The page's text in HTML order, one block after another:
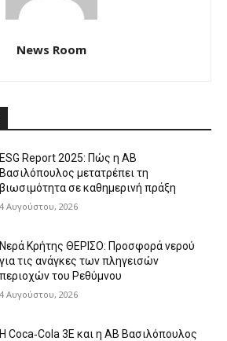
News Room
ESG Report 2025: Πώς η ΑΒ
Βασιλόπουλος μετατρέπει τη
βιωσιμότητα σε καθημερινή πράξη
4 Αυγούστου, 2026
Νερά Κρήτης ΘΕΡΙΣΟ: Προσφορά νερού
για τις ανάγκες των πληγεισών
περιοχών του Ρεθύμνου
4 Αυγούστου, 2026
Η Coca‑Cola 3E και η ΑΒ Βασιλόπουλος